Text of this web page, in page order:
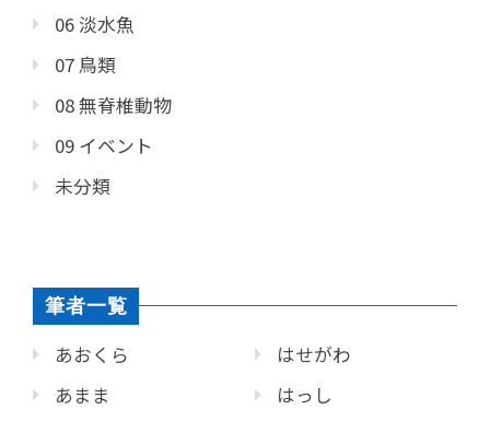
06 淡水魚
07 鳥類
08 無脊椎動物
09 イベント
未分類
筆者一覧
あおくら
あまま
はせがわ
はっし